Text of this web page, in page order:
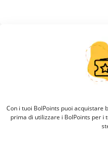
Con i tuoi BolPoints puoi acquistare
prima di utilizzare i BolPoints per i